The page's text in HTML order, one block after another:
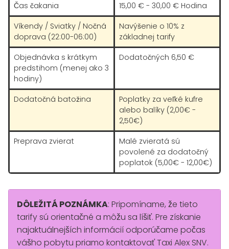
Čas čakania
15,00 € - 30,00 € Hodina
Víkendy / Sviatky / Nočná
doprava (22:00-06:00)
Navýšenie o 10% z
základnej tarify
Objednávka s krátkym
predstihom (menej ako 3
hodiny)
Dodatočných 6,50 €
Dodatočná batožina
Poplatky za veľké kufre
alebo balíky (2,00€ -
2,50€)
Preprava zvierat
Malé zvieratá sú
povolené za dodatočný
poplatok (5,00€ - 12,00€)
DÔLEŽITÁ POZNÁMKA: Pripomíname, že tieto
tarify sú orientačné a môžu sa líšiť. Pre získanie
najaktuálnejších informácií odporúčame počas
vášho pobytu priamo kontaktovať Taxi Alex SNV.